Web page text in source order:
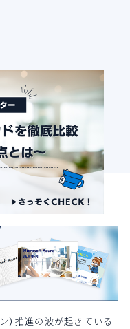
ー
）推進の波が起きている